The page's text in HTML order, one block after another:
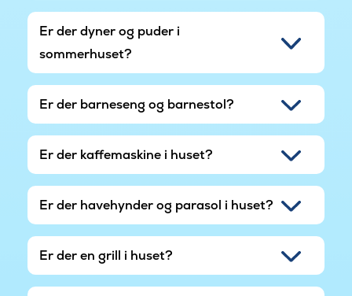
Er der dyner og puder i
sommerhuset?
Er der barneseng og barnestol?
Er der kaffemaskine i huset?
Er der havehynder og parasol i huset?
Er der en grill i huset?